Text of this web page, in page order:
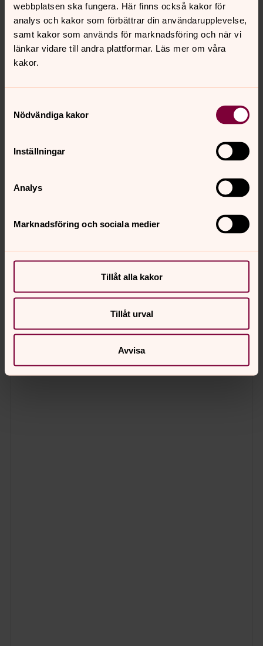
webbplatsen ska fungera. Här finns också kakor för
analys och kakor som förbättrar din användarupplevelse,
samt kakor som används för marknadsföring och när vi
länkar vidare till andra plattformar. Läs mer om våra
kakor.
Nödvändiga kakor
Inställningar
Analys
Marknadsföring och sociala medier
Tillåt alla kakor
Tillåt urval
Avvisa